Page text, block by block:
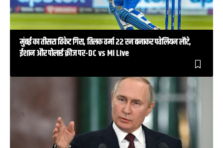
मुंबई का तीसरा विकेट गिरा, तिलक वर्मा 22 रन बनाकर पवेलियन लौटे,
ईशान और पोलार्ड क्रीज पर-DC vs MI Live